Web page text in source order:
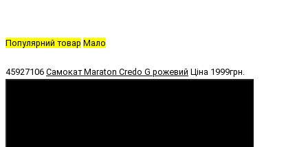
Популярний товар Мало
45927106 Самокат Maraton Credo G рожевий Ціна 1999грн.